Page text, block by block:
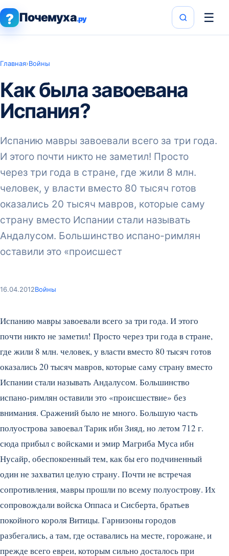
? Почемуха.ру ☰
Главная›Войны
Как была завоевана
Испания?
Испанию мавры завоевали всего за три года.
И этого почти никто не заметил! Просто
через три года в стране, где жили 8 млн.
человек, у власти вместо 80 тысяч готов
оказались 20 тысяч мавров, которые саму
страну вместо Испании стали называть
Андалусом. Большинство испано-римлян
оставили это «происшест
16.04.2012Войны
Испанию мавры завоевали всего за три года. И этого
почти никто не заметил! Просто через три года в стране,
где жили 8 млн. человек, у власти вместо 80 тысяч готов
оказались 20 тысяч мавров, которые саму страну вместо
Испании стали называть Андалусом. Большинство
испано-римлян оставили это «происшествие» без
внимания. Сражений было не много. Большую часть
полуострова завоевал Тарик ибн Зияд, но летом 712 г.
сюда прибыл с войсками и эмир Магриба Муса ибн
Нусайр, обеспокоенный тем, как бы его подчиненный
один не захватил целую страну. Почти не встречая
сопротивления, мавры прошли по всему полуострову. Их
сопровождали войска Оппаса и Сисберта, братьев
покойного короля Витицы. Гарнизоны городов
разбегались, а там, где оставались на месте, горожане, и
прежде всего евреи, которым сильно досталось при